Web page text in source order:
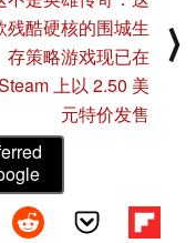
残酷硬核的围城生
存策略游戏现已在
上以 2.50 美
元特价发售
⟩